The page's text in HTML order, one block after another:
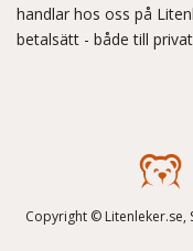
handlar hos oss på
betalsätt - både till
Copyright © Litenleker.se,